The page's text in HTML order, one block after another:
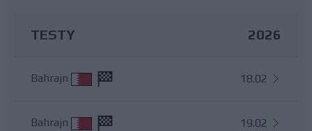
TESTY 2026
Bahrajn 18.02
Bahrajn 19.02